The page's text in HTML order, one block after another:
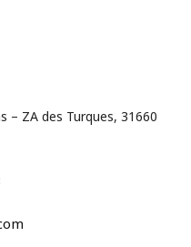
– ZA des Turques, 31660